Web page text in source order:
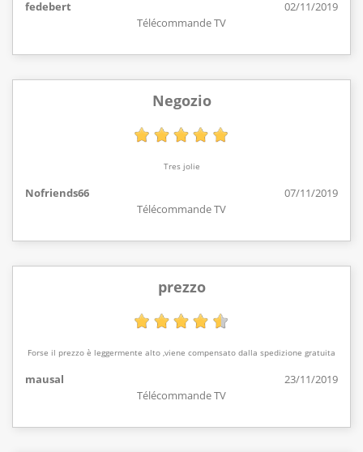
fedebert
02/11/2019
Télécommande TV
Negozio
Tres jolie
Nofriends66
07/11/2019
Télécommande TV
prezzo
Forse il prezzo è leggermente alto ,viene compensato dalla spedizione gratuita
mausal
23/11/2019
Télécommande TV